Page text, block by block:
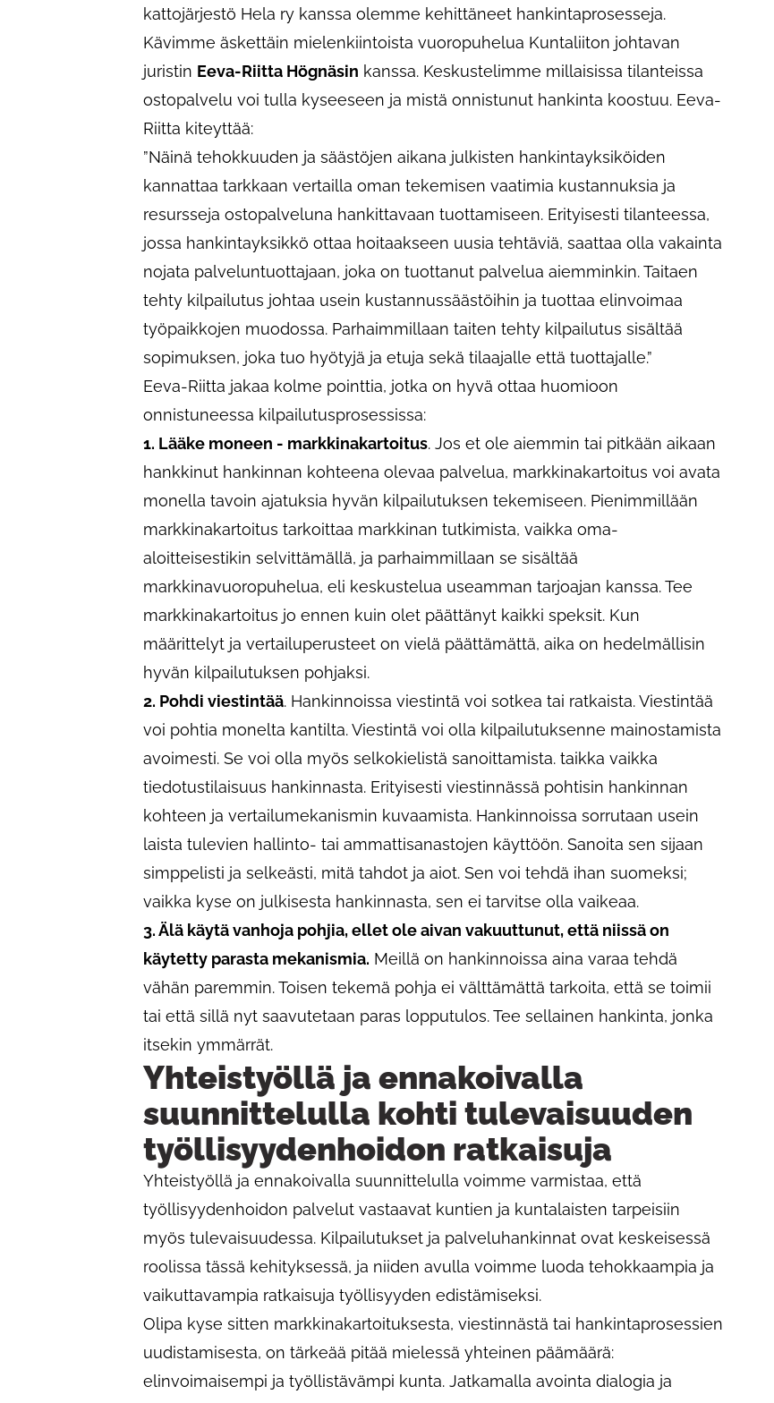
kattojärjestö Hela ry kanssa olemme kehittäneet hankintaprosesseja.
Kävimme äskettäin mielenkiintoista vuoropuhelua Kuntaliiton johtavan
juristin Eeva-Riitta Högnäsin kanssa. Keskustelimme millaisissa tilanteissa
ostopalvelu voi tulla kyseeseen ja mistä onnistunut hankinta koostuu. Eeva-
Riitta kiteyttää:
”Näinä tehokkuuden ja säästöjen aikana julkisten hankintayksiköiden
kannattaa tarkkaan vertailla oman tekemisen vaatimia kustannuksia ja
resursseja ostopalveluna hankittavaan tuottamiseen. Erityisesti tilanteessa,
jossa hankintayksikkö ottaa hoitaakseen uusia tehtäviä, saattaa olla vakainta
nojata palveluntuottajaan, joka on tuottanut palvelua aiemminkin. Taitaen
tehty kilpailutus johtaa usein kustannussäästöihin ja tuottaa elinvoimaa
työpaikkojen muodossa. Parhaimmillaan taiten tehty kilpailutus sisältää
sopimuksen, joka tuo hyötyjä ja etuja sekä tilaajalle että tuottajalle.”
Eeva-Riitta jakaa kolme pointtia, jotka on hyvä ottaa huomioon
onnistuneessa kilpailutusprosessissa:
1. Lääke moneen - markkinakartoitus. Jos et ole aiemmin tai pitkään aikaan
hankkinut hankinnan kohteena olevaa palvelua, markkinakartoitus voi avata
monella tavoin ajatuksia hyvän kilpailutuksen tekemiseen. Pienimmillään
markkinakartoitus tarkoittaa markkinan tutkimista, vaikka oma-
aloitteisestikin selvittämällä, ja parhaimmillaan se sisältää
markkinavuoropuhelua, eli keskustelua useamman tarjoajan kanssa. Tee
markkinakartoitus jo ennen kuin olet päättänyt kaikki speksit. Kun
määrittelyt ja vertailuperusteet on vielä päättämättä, aika on hedelmällisin
hyvän kilpailutuksen pohjaksi.
2. Pohdi viestintää. Hankinnoissa viestintä voi sotkea tai ratkaista. Viestintää
voi pohtia monelta kantilta. Viestintä voi olla kilpailutuksenne mainostamista
avoimesti. Se voi olla myös selkokielistä sanoittamista. taikka vaikka
tiedotustilaisuus hankinnasta. Erityisesti viestinnässä pohtisin hankinnan
kohteen ja vertailumekanismin kuvaamista. Hankinnoissa sorrutaan usein
laista tulevien hallinto- tai ammattisanastojen käyttöön. Sanoita sen sijaan
simppelisti ja selkeästi, mitä tahdot ja aiot. Sen voi tehdä ihan suomeksi;
vaikka kyse on julkisesta hankinnasta, sen ei tarvitse olla vaikeaa.
3. Älä käytä vanhoja pohjia, ellet ole aivan vakuuttunut, että niissä on
käytetty parasta mekanismia. Meillä on hankinnoissa aina varaa tehdä
vähän paremmin. Toisen tekemä pohja ei välttämättä tarkoita, että se toimii
tai että sillä nyt saavutetaan paras lopputulos. Tee sellainen hankinta, jonka
itsekin ymmärrät.
Yhteistyöllä ja ennakoivalla
suunnittelulla kohti tulevaisuuden
työllisyydenhoidon ratkaisuja
Yhteistyöllä ja ennakoivalla suunnittelulla voimme varmistaa, että
työllisyydenhoidon palvelut vastaavat kuntien ja kuntalaisten tarpeisiin
myös tulevaisuudessa. Kilpailutukset ja palveluhankinnat ovat keskeisessä
roolissa tässä kehityksessä, ja niiden avulla voimme luoda tehokkaampia ja
vaikuttavampia ratkaisuja työllisyyden edistämiseksi.
Olipa kyse sitten markkinakartoituksesta, viestinnästä tai hankintaprosessien
uudistamisesta, on tärkeää pitää mielessä yhteinen päämäärä:
elinvoimaisempi ja työllistävämpi kunta. Jatkamalla avointa dialogia ja